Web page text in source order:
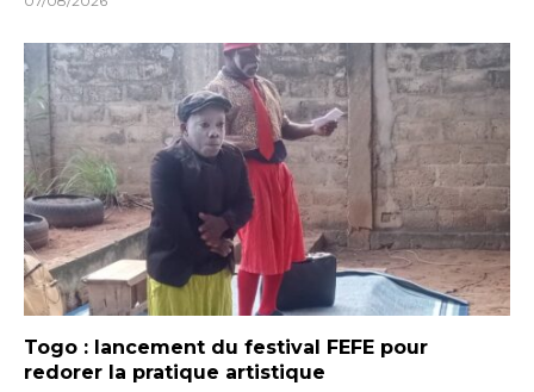
Togo : lancement du festival FEFE pour
redorer la pratique artistique